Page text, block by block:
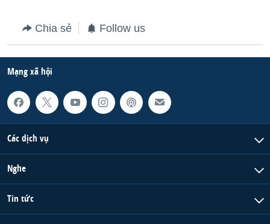
Chia sẻ Follow us
Mạng xã hội
Các dịch vụ
Nghe
Tin tức